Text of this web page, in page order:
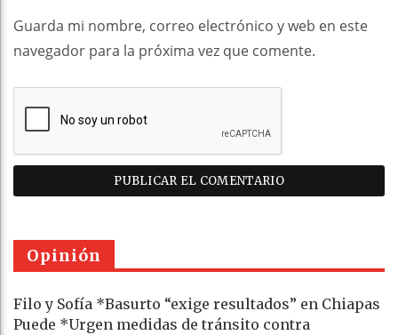
Guarda mi nombre, correo electrónico y web en este
navegador para la próxima vez que comente.
Opinión
Filo y Sofía *Basurto “exige resultados” en Chiapas
Puede *Urgen medidas de tránsito contra